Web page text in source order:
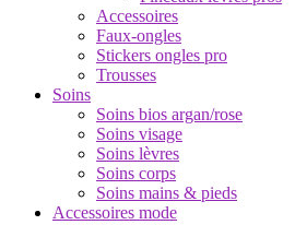
Accessoires
Faux-ongles
Stickers ongles pro
Trousses
Soins
Soins bios argan/rose
Soins visage
Soins lèvres
Soins corps
Soins mains & pieds
Accessoires mode